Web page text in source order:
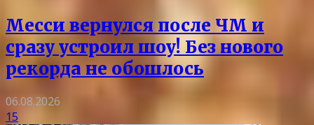
Месси вернулся после ЧМ и
сразу устроил шоу! Без нового
рекорда не обошлось
06.08.2026
15